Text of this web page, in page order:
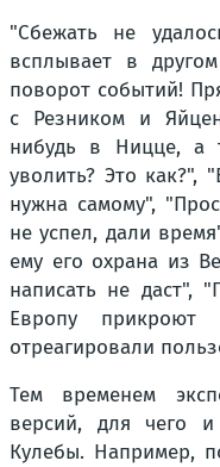
"Сбежать не
всплывает в
поворот событий!
с Резником и
нибудь в Ницце, а
уволить? Это как?",
нужна самому",
не успел, дали
ему его охрана из
написать не даст",
Европу
отреагировали
Тем временем
версий, для чего и
Кулебы. Например,